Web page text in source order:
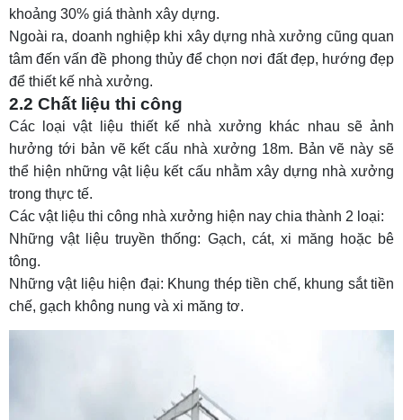
khoảng 30% giá thành xây dựng.
Ngoài ra, doanh nghiệp khi xây dựng nhà xưởng cũng quan
tâm đến vấn đề phong thủy để chọn nơi đất đẹp, hướng đẹp
để thiết kế nhà xưởng.
2.2 Chất liệu thi công
Các loại vật liệu thiết kế nhà xưởng khác nhau sẽ ảnh
hưởng tới bản vẽ kết cấu nhà xưởng 18m. Bản vẽ này sẽ
thể hiện những vật liệu kết cấu nhằm xây dựng nhà xưởng
trong thực tế.
Các vật liệu thi công nhà xưởng hiện nay chia thành 2 loại:
Những vật liệu truyền thống: Gạch, cát, xi măng hoặc bê
tông.
Những vật liệu hiện đại: Khung thép tiền chế, khung sắt tiền
chế, gạch không nung và xi măng tơ.